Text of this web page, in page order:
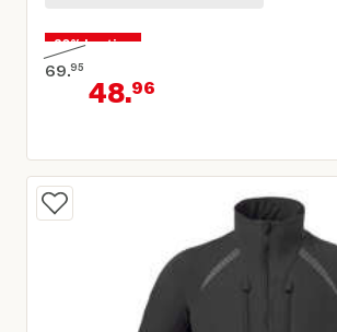
30% korting
69.95
Oorspronkelijke prijs € 69,95
48.96
Huidige prijs